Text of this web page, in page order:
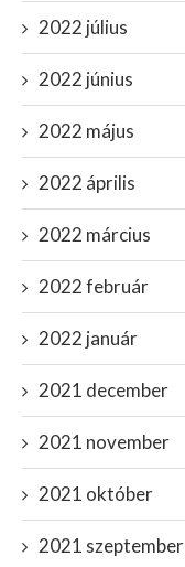
2022 július
2022 június
2022 május
2022 április
2022 március
2022 február
2022 január
2021 december
2021 november
2021 október
2021 szeptember